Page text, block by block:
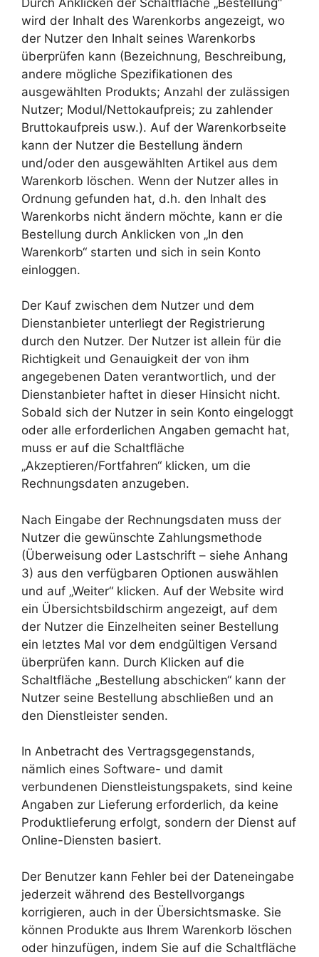
wird der Inhalt des Warenkorbs angezeigt, wo
der Nutzer den Inhalt seines Warenkorbs
überprüfen kann (Bezeichnung, Beschreibung,
andere mögliche Spezifikationen des
ausgewählten Produkts; Anzahl der zulässigen
Nutzer; Modul/Nettokaufpreis; zu zahlender
Bruttokaufpreis usw.). Auf der Warenkorbseite
kann der Nutzer die Bestellung ändern
und/oder den ausgewählten Artikel aus dem
Warenkorb löschen. Wenn der Nutzer alles in
Ordnung gefunden hat, d.h. den Inhalt des
Warenkorbs nicht ändern möchte, kann er die
Bestellung durch Anklicken von „In den
Warenkorb“ starten und sich in sein Konto
einloggen.
Der Kauf zwischen dem Nutzer und dem
Dienstanbieter unterliegt der Registrierung
durch den Nutzer. Der Nutzer ist allein für die
Richtigkeit und Genauigkeit der von ihm
angegebenen Daten verantwortlich, und der
Dienstanbieter haftet in dieser Hinsicht nicht.
Sobald sich der Nutzer in sein Konto eingeloggt
oder alle erforderlichen Angaben gemacht hat,
muss er auf die Schaltfläche
„Akzeptieren/Fortfahren“ klicken, um die
Rechnungsdaten anzugeben.
Nach Eingabe der Rechnungsdaten muss der
Nutzer die gewünschte Zahlungsmethode
(Überweisung oder Lastschrift – siehe Anhang
3) aus den verfügbaren Optionen auswählen
und auf „Weiter“ klicken. Auf der Website wird
ein Übersichtsbildschirm angezeigt, auf dem
der Nutzer die Einzelheiten seiner Bestellung
ein letztes Mal vor dem endgültigen Versand
überprüfen kann. Durch Klicken auf die
Schaltfläche „Bestellung abschicken“ kann der
Nutzer seine Bestellung abschließen und an
den Dienstleister senden.
In Anbetracht des Vertragsgegenstands,
nämlich eines Software- und damit
verbundenen Dienstleistungspakets, sind keine
Angaben zur Lieferung erforderlich, da keine
Produktlieferung erfolgt, sondern der Dienst auf
Online-Diensten basiert.
Der Benutzer kann Fehler bei der Dateneingabe
jederzeit während des Bestellvorgangs
korrigieren, auch in der Übersichtsmaske. Sie
können Produkte aus Ihrem Warenkorb löschen
oder hinzufügen, indem Sie auf die Schaltfläche